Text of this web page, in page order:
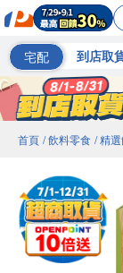
宅配 到店取
首頁 / 飲料零食 / 精